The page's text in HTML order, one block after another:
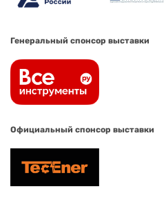
Генеральный спонсор выставки
Официальный спонсор выставки